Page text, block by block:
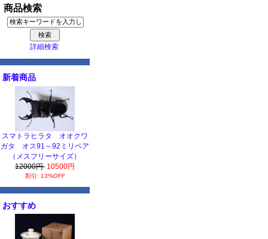
商品検索
詳細検索
新着商品
スマトラヒラタ オオクワ
ガタ オス91～92ミリペア
（メスフリーサイズ）
12000円 10500円
割引: 13%OFF
おすすめ